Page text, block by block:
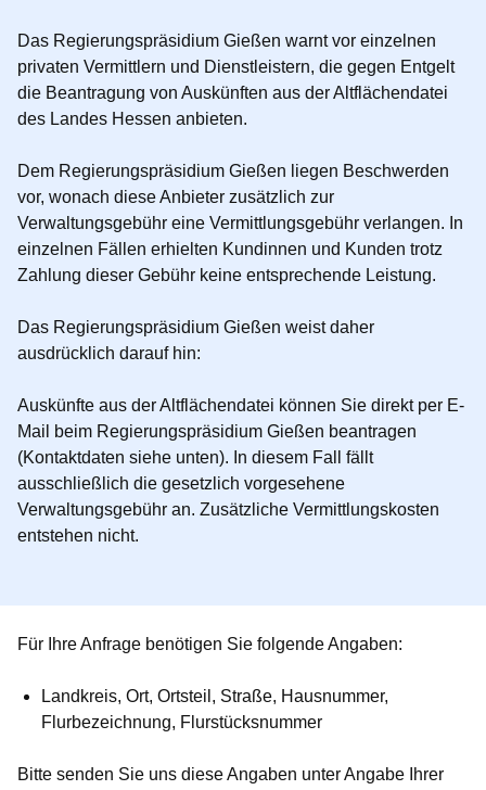
Das Regierungspräsidium Gießen warnt vor einzelnen
privaten Vermittlern und Dienstleistern, die gegen Entgelt
die Beantragung von Auskünften aus der Altflächendatei
des Landes Hessen anbieten.
Dem Regierungspräsidium Gießen liegen Beschwerden
vor, wonach diese Anbieter zusätzlich zur
Verwaltungsgebühr eine Vermittlungsgebühr verlangen. In
einzelnen Fällen erhielten Kundinnen und Kunden trotz
Zahlung dieser Gebühr keine entsprechende Leistung.
Das Regierungspräsidium Gießen weist daher
ausdrücklich darauf hin:
Auskünfte aus der Altflächendatei können Sie direktper E-
Mail beim Regierungspräsidium Gießen beantragen
(Kontaktdaten siehe unten). In diesem Fall fällt
ausschließlich die gesetzlich vorgesehene
Verwaltungsgebühr an. Zusätzliche Vermittlungskosten
entstehen nicht.
Für Ihre Anfrage benötigen Sie folgende Angaben:
Landkreis, Ort, Ortsteil, Straße, Hausnummer,
Flurbezeichnung, Flurstücksnummer
Bitte senden Sie uns diese Angaben unter Angabe Ihrer